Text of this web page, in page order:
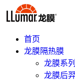
首页
龙膜隔热膜
龙膜系
龙膜后